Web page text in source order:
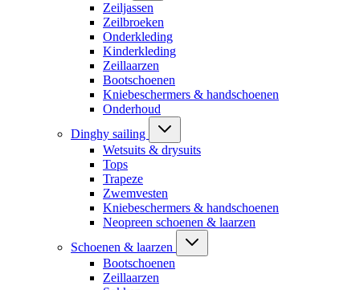
Zeiljassen
Zeilbroeken
Onderkleding
Kinderkleding
Zeillaarzen
Bootschoenen
Kniebeschermers & handschoenen
Onderhoud
Dinghy sailing
Wetsuits & drysuits
Tops
Trapeze
Zwemvesten
Kniebeschermers & handschoenen
Neopreen schoenen & laarzen
Schoenen & laarzen
Bootschoenen
Zeillaarzen